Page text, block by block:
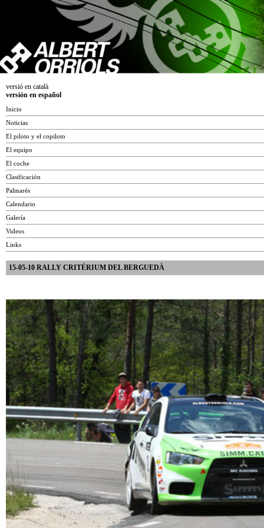
versió en català
versión en español
Inicio
Noticias
El piloto y el copiloto
El equipo
El coche
Clasificación
Palmarés
Calendario
Galería
Videos
Links
15-05-10 RALLY CRITÉRIUM DEL BERGUEDÀ